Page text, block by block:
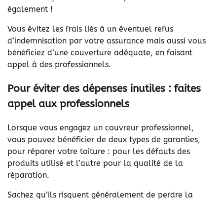
également !
Vous évitez les frais liés à un éventuel refus
d’indemnisation par votre assurance mais aussi vous
bénéficiez d’une couverture adéquate, en faisant
appel à des professionnels.
Pour éviter des dépenses inutiles : faites
appel aux professionnels
Lorsque vous engagez un couvreur professionnel,
vous pouvez bénéficier de deux types de garanties,
pour réparer votre toiture : pour les défauts des
produits utilisé et l’autre pour la qualité de la
réparation.
Sachez qu’ils risquent généralement de perdre la